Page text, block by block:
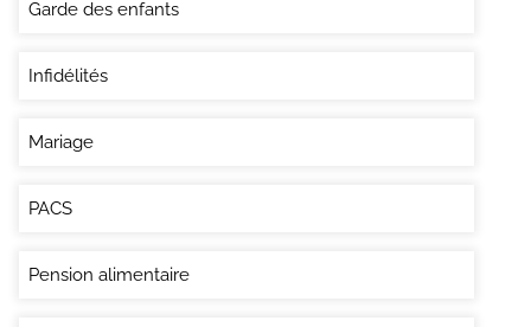
Garde des enfants
Infidélités
Mariage
PACS
Pension alimentaire